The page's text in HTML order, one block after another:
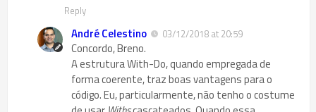
Reply
André Celestino 03/12/2018 at 20:59
Concordo, Breno.
A estruturaWith-Do, quando empregada de
forma coerente, traz boas vantagens para o
código. Eu, particularmente, não tenho o costume